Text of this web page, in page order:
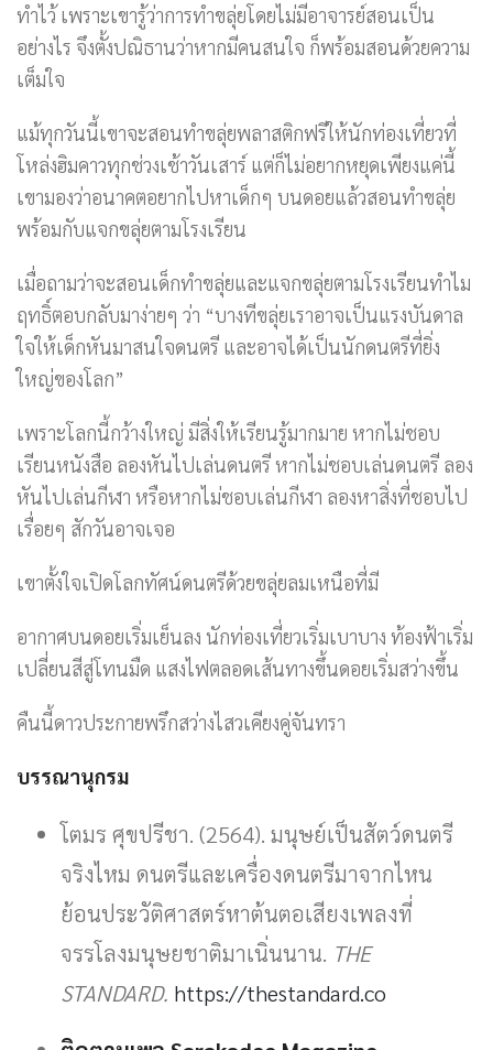
ทำไว้ เพราะเขารู้ว่าการทำขลุ่ยโดยไม่มีอาจารย์สอนเป็น
อย่างไร จึงตั้งปณิธานว่าหากมีคนสนใจ ก็พร้อมสอนด้วยความ
เต็มใจ
แม้ทุกวันนี้เขาจะสอนทำขลุ่ยพลาสติกฟรีให้นักท่องเที่ยวที่
โหล่งฮิมคาวทุกช่วงเช้าวันเสาร์ แต่ก็ไม่อยากหยุดเพียงแค่นี้
เขามองว่าอนาคตอยากไปหาเด็กๆ บนดอยแล้วสอนทำขลุ่ย
พร้อมกับแจกขลุ่ยตามโรงเรียน
เมื่อถามว่าจะสอนเด็กทำขลุ่ยและแจกขลุ่ยตามโรงเรียนทำไม
ฤทธิ์ตอบกลับมาง่ายๆ ว่า “บางทีขลุ่ยเราอาจเป็นแรงบันดาล
ใจให้เด็กหันมาสนใจดนตรี และอาจได้เป็นนักดนตรีที่ยิ่ง
ใหญ่ของโลก”
เพราะโลกนี้กว้างใหญ่ มีสิ่งให้เรียนรู้มากมาย หากไม่ชอบ
เรียนหนังสือ ลองหันไปเล่นดนตรี หากไม่ชอบเล่นดนตรี ลอง
หันไปเล่นกีฬา หรือหากไม่ชอบเล่นกีฬา ลองหาสิ่งที่ชอบไป
เรื่อยๆ สักวันอาจเจอ
เขาตั้งใจเปิดโลกทัศน์ดนตรีด้วยขลุ่ยลมเหนือที่มี
อากาศบนดอยเริ่มเย็นลง นักท่องเที่ยวเริ่มเบาบาง ท้องฟ้าเริ่ม
เปลี่ยนสีสู่โทนมืด แสงไฟตลอดเส้นทางขึ้นดอยเริ่มสว่างขึ้น
คืนนี้ดาวประกายพรึกสว่างไสวเคียงคู่จันทรา
บรรณานุกรม
โตมร ศุขปรีชา. (2564). มนุษย์เป็นสัตว์ดนตรี
จริงไหม ดนตรีและเครื่องดนตรีมาจากไหน
ย้อนประวัติศาสตร์หาต้นตอเสียงเพลงที่
จรรโลงมนุษยชาติมาเนิ่นนาน. THE
STANDARD. https://thestandard.co